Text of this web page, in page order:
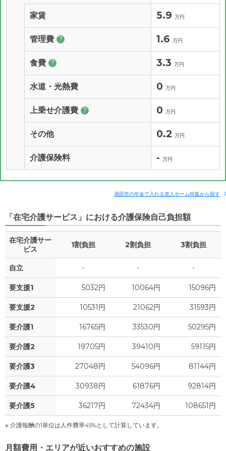
家賃 5.9 万円
管理費 ? 1.6 万円
食費 ? 3.3 万円
水道・光熱費 0 万円
上乗せ介護費 ? 0 万円
その他 0.2 万円
介護保険料 - 万円
酒田市の年金で入れる老人ホーム特集から探す
「在宅介護サービス」における介護保険自己負担額
在宅介護サー
ビス
1割負担 2割負担 3割負担
自立 - - -
要支援1 5032円 10064円 15096円
要支援2 10531円 21062円 31593円
要介護1 16765円 33530円 50295円
要介護2 19705円 39410円 59115円
要介護3 27048円 54096円 81144円
要介護4 30938円 61876円 92814円
要介護5 36217円 72434円 108651円
※ 介護報酬の1単位は人件費率45%として計算しています。
月額費用・エリアが近いおすすめの施設